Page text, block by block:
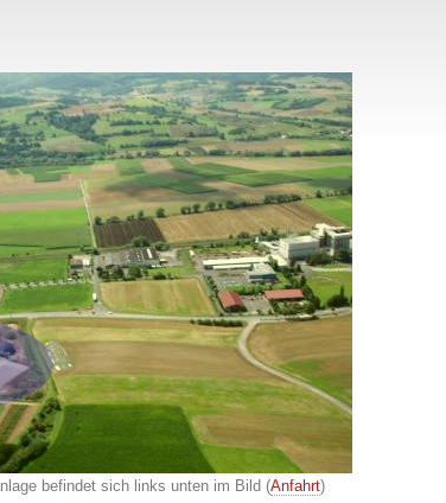
befindet sich links unten im Bild (Anfahrt)